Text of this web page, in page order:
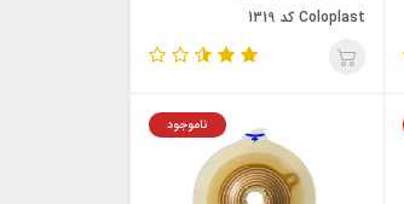
Coloplast کد 1319
ناموجود